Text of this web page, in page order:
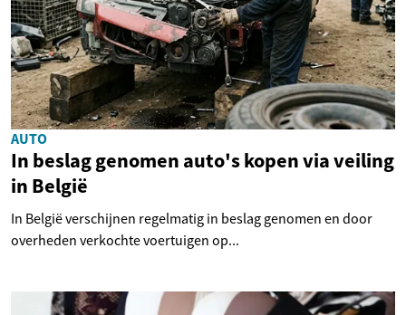
AUTO
In beslag genomen auto's kopen via veiling
in België
In België verschijnen regelmatig in beslag genomen en door
overheden verkochte voertuigen op...